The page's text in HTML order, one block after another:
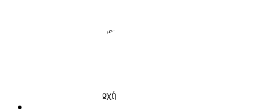
Σχετικά με τα Pampers
Αλλαγή χώρα/περιοχή